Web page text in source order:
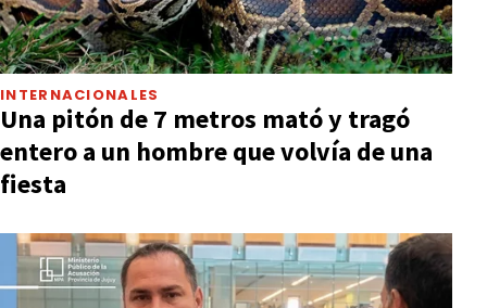
INTERNACIONALES
Una pitón de 7 metros mató y tragó
entero a un hombre que volvía de una
fiesta